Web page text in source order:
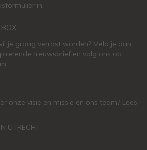
in.
je graag verrast worden? Meld je dan
nieuwsbrief en volg ons op
.
onze visie en missie en ons team? Lees
UTRECHT